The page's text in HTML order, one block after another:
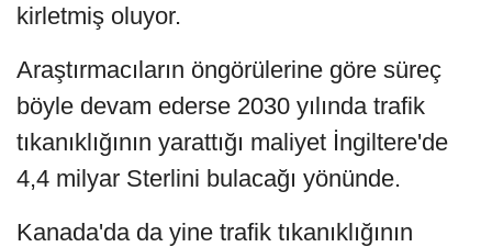
kirletmiş oluyor.
Araştırmacıların öngörülerine göre süreç
böyle devam ederse 2030 yılında trafik
tıkanıklığının yarattığı maliyet İngiltere'de
4,4 milyar Sterlini bulacağı yönünde.
Kanada'da da yine trafik tıkanıklığının